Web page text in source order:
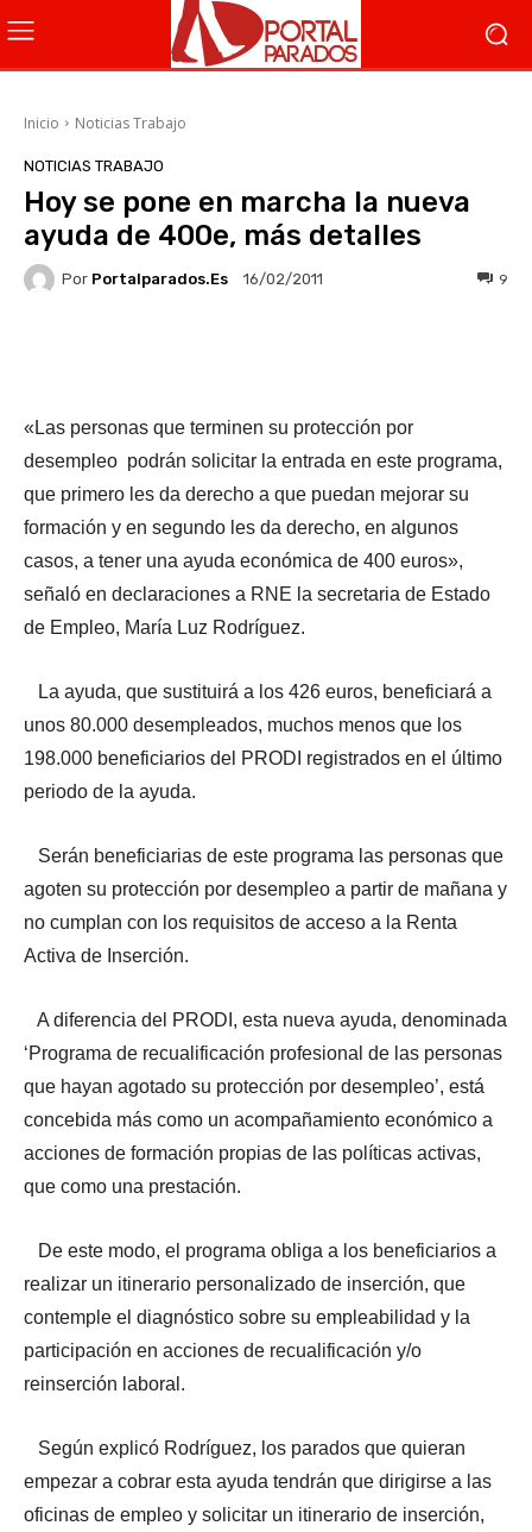
Inicio Noticias Trabajo
NOTICIAS TRABAJO
Hoy se pone en marcha la nueva
ayuda de 400e, más detalles
Por Portalparados.es 16/02/2011 9
«Las personas que terminen su protección por
desempleo podrán solicitar la entrada en este programa,
que primero les da derecho a que puedan mejorar su
formación y en segundo les da derecho, en algunos
casos, a tener una ayuda económica de 400 euros»,
señaló en declaraciones a RNE la secretaria de Estado
de Empleo, María Luz Rodríguez.
La ayuda, que sustituirá a los 426 euros, beneficiará a
unos 80.000 desempleados, muchos menos que los
198.000 beneficiarios del PRODI registrados en el último
periodo de la ayuda.
Serán beneficiarias de este programa las personas que
agoten su protección por desempleo a partir de mañana y
no cumplan con los requisitos de acceso a la Renta
Activa de Inserción.
A diferencia del PRODI, esta nueva ayuda, denominada
‘Programa de recualificación profesional de las personas
que hayan agotado su protección por desempleo’, está
concebida más como un acompañamiento económico a
acciones de formación propias de las políticas activas,
que como una prestación.
De este modo, el programa obliga a los beneficiarios a
realizar un itinerario personalizado de inserción, que
contemple el diagnóstico sobre su empleabilidad y la
participación en acciones de recualificación y/o
reinserción laboral.
Según explicó Rodríguez, los parados que quieran
empezar a cobrar esta ayuda tendrán que dirigirse a las
oficinas de empleo y solicitar un itinerario de inserción,